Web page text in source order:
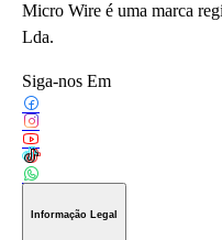
Micro Wire é uma marca
Lda.
Siga-nos Em
Informação Legal